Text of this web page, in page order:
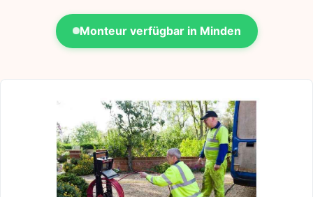
Monteur verfügbar in Minden